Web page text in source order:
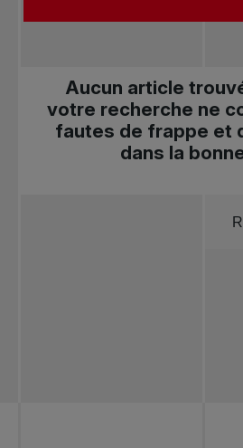
Aucun article
votre recherche ne
fautes de frappe et
dans la